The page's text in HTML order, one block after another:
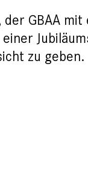
GBAA mit
zu geben.